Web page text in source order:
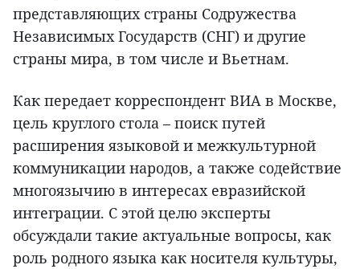
представляющих страны Содружества
Независимых Государств (СНГ) и другие
страны мира, в том числе и Вьетнам.
Как передает корреспондент ВИА в Москве,
цель круглого стола – поиск путей
расширения языковой и межкультурной
коммуникации народов, а также содействие
многоязычию в интересах евразийской
интеграции. С этой целю эксперты
обсуждали такие актуальные вопросы, как
роль родного языка как носителя культуры,